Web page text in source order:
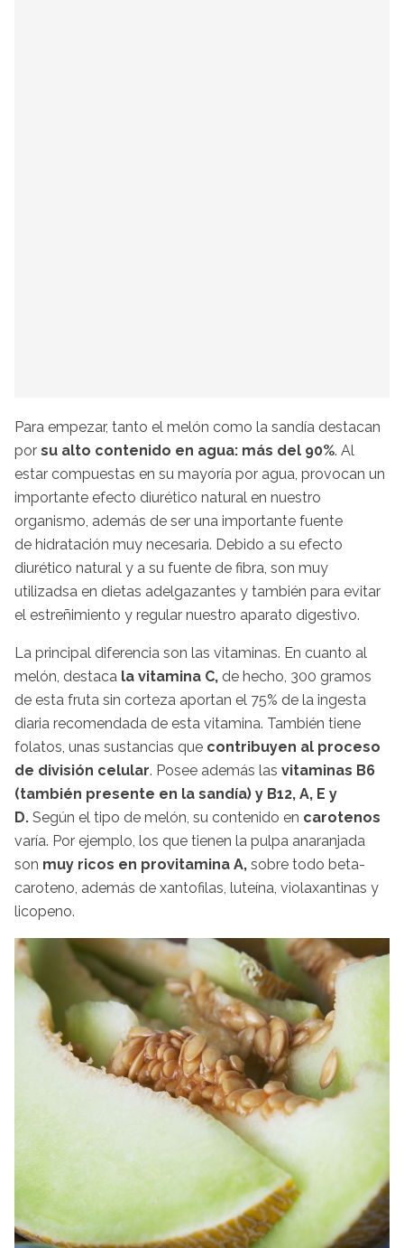
Para empezar, tanto el melón como la sandía destacan
por su alto contenido en agua: más del 90%. Al
estar compuestas en su mayoría por agua, provocan un
importante efecto diurético natural en nuestro
organismo, además de ser una importante fuente
de hidratación muy necesaria. Debido a su efecto
diurético natural y a su fuente de fibra, son muy
utilizadsa en dietas adelgazantes y también para evitar
el estreñimiento y regular nuestro aparato digestivo.
La principal diferencia son las vitaminas. En cuanto al
melón, destaca la vitamina C, de hecho, 300 gramos
de esta fruta sin corteza aportan el 75% de la ingesta
diaria recomendada de esta vitamina. También tiene
folatos, unas sustancias que contribuyen al proceso
de división celular. Posee además las vitaminas B6
(también presente en la sandía) y B12, A, E y
D. Según el tipo de melón, su contenido en carotenos
varía. Por ejemplo, los que tienen la pulpa anaranjada
son muy ricos en provitamina A, sobre todo beta-
caroteno, además de xantofilas, luteína, violaxantinas y
licopeno.